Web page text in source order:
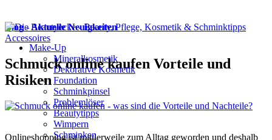
Make-Up
Mineralkosmetik
Dekorative Kosmetik
Foundation
Schminkpinsel
Problemlöser
Beautytipps
Wimpern
Schminken
Blog - Aktuelle Neuigkeiten
Accessoires
Schmuck online kaufen Vorteile und
Risiken
Onlineshopping ist mittlerweile zum Alltag geworden und deshalb